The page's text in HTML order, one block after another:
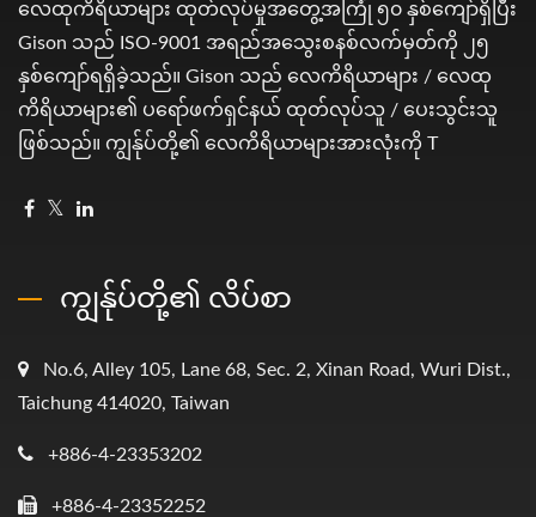
လေထုကိရိယာများ ထုတ်လုပ်မှုအတွေ့အကြုံ ၅၀ နှစ်ကျော်ရှိပြီး
Gison သည် ISO-9001 အရည်အသွေးစနစ်လက်မှတ်ကို ၂၅
နှစ်ကျော်ရရှိခဲ့သည်။ Gison သည် လေကိရိယာများ / လေထု
ကိရိယာများ၏ ပရော်ဖက်ရှင်နယ် ထုတ်လုပ်သူ / ပေးသွင်းသူ
ဖြစ်သည်။ ကျွန်ုပ်တို့၏ လေကိရိယာများအားလုံးကို T
ကျွန်ုပ်တို့၏ လိပ်စာ
No.6, Alley 105, Lane 68, Sec. 2, Xinan Road, Wuri Dist.,
Taichung 414020, Taiwan
+886-4-23353202
+886-4-23352252